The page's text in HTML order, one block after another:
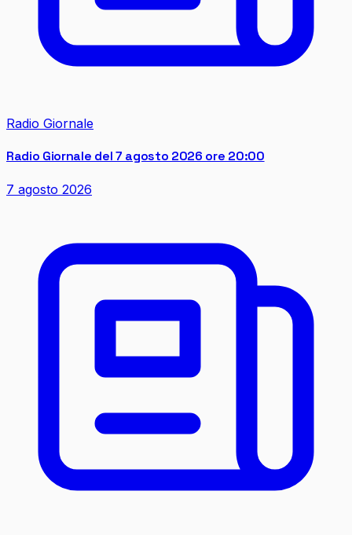
Radio Giornale
Radio Giornale del 7 agosto 2026 ore 20:00
7 agosto 2026